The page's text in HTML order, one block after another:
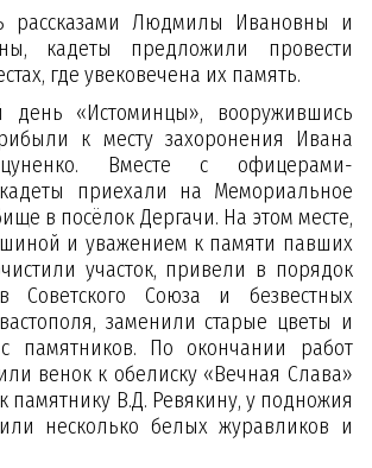
рассказами Людмилы Ивановны и
кадеты предложили провести
где увековечена их память.
«Истоминцы», вооружившись
к месту захоронения Ивана
Вместе с офицерами-
приехали на Мемориальное
в посёлок Дергачи. На этом месте,
и уважением к памяти павших
участок, привели в порядок
Советского Союза и безвестных
заменили старые цветы и
памятников. По окончании работ
венок к обелиску «Вечная Слава»
памятнику В.Д. Ревякину, у подножия
несколько белых журавликов и